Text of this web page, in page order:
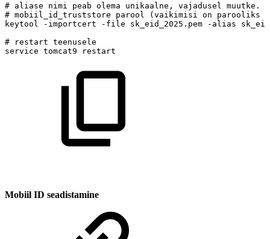
# aliase nimi peab olema unikaalne, vajadusel
muutke.
# mobiil_id_truststore parool (vaikimisi on parooliks
keytool
-importcert -file sk_eid_2025.pem -alias
#
restart teenusele
service tomcat9 restart
Mobiil ID seadistamine